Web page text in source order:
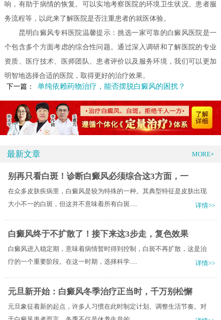
响，有助于病情的恢复。可以实地考察医院的环境卫生状况、患者服
务流程等，以此来了解医院是否注重患者的就医体验。
昆明白癜风专科医院温馨提示：挑选一家可靠的白癜风医院是一
个包含多个方面考虑的综合性问题。通过深入调研和了解医院的专业
资质、医疗技术、医师团队、患者评价以及服务环境，我们可以更加
明智地选择合适的医院，取得更好的治疗效果。
下一篇：
单纯依赖药物治疗，能否摆脱白癜风的困扰？
最新文章 MORE+
别再只看白斑！诊断白癜风必须综合这3方面，一
在众多皮肤疾病里，白癜风是较为特殊的一种。其典型特征是皮肤出现
大小不一的白斑，但这并不意味着所有白斑.....
详情>>
白癜风终于不扩散了！接下来这3步走，复色效果
白癜风进入稳定期，意味着病情暂时得到控制，白斑不再扩散，这是治
疗的一个重要阶段。在这一时期，选择科学.....
详情>>
元旦新开始：白癜风冬季治疗正当时，千万别松懈
元旦象征着新的起点，许多人习惯在此时制定计划、调整生活节奏。对